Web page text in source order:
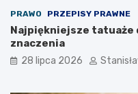
PRAWO PRZEPISY PRAWNE
Najpiękniejsze tatuaże
znaczenia
28 lipca 2026